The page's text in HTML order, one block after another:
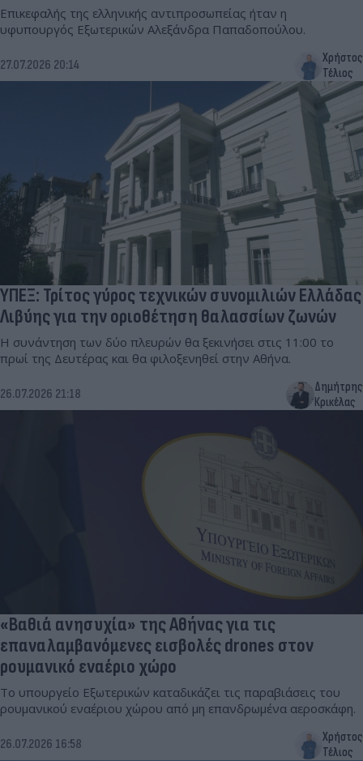
Επικεφαλής της ελληνικής αντιπροσωπείας ήταν η
υφυπουργός Εξωτερικών Αλεξάνδρα Παπαδοπούλου.
27.07.2026 20:14
Χρήστος
Τέλιος
ΥΠΕΞ: Τρίτος γύρος τεχνικών συνομιλιών Ελλάδας
Λιβύης για την οριοθέτηση θαλασσίων ζωνών
Η συνάντηση των δύο πλευρών θα ξεκινήσει στις 11:00 το
πρωί της Δευτέρας και θα φιλοξενηθεί στην Αθήνα.
26.07.2026 21:18
Δημήτρης
Κρικέλας
«Βαθιά ανησυχία» της Αθήνας για τις
επαναλαμβανόμενες εισβολές drones στον
ρουμανικό εναέριο χώρο
Το υπουργείο Εξωτερικών καταδικάζει τις παραβιάσεις του
ρουμανικού εναέριου χώρου από μη επανδρωμένα αεροσκάφη.
26.07.2026 16:58
Χρήστος
Τέλιος